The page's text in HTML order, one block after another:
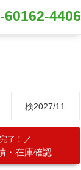
60162-4406
検2027/11
了！
・在庫確認